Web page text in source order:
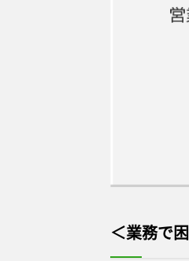
＜業務で